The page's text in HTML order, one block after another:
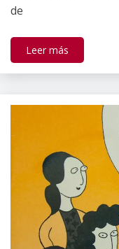
de
Leer más